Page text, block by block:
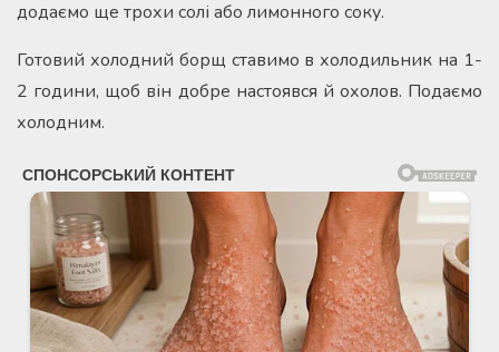
додаємо ще трохи солі або лимонного соку.
Готовий холодний борщ ставимо в холодильник на 1-
2 години, щоб він добре настоявся й охолов. Подаємо
холодним.